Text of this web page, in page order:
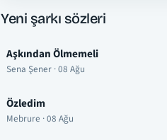
Yeni şarkı sözleri
Aşkından Ölmemeli
Sena Şener · 08 Ağu
Özledim
Mebrure · 08 Ağu